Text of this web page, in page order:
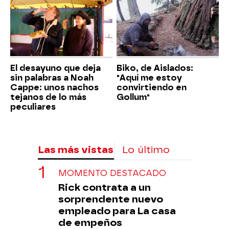
El desayuno que deja
sin palabras a Noah
Cappe: unos nachos
tejanos de lo más
peculiares
Biko, de Aislados:
"Aquí me estoy
convirtiendo en
Gollum"
Las más vistas Lo último
MOMENTO DESTACADO
Rick contrata a un
sorprendente nuevo
empleado para La casa
de empeños